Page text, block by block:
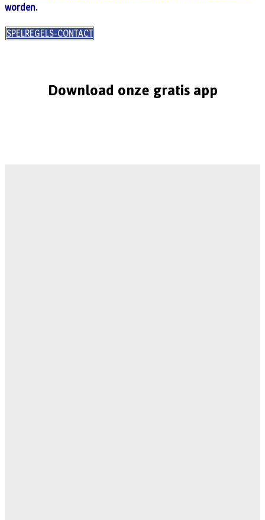
worden.
SPELREGELS-CONTACT
Download onze gratis app